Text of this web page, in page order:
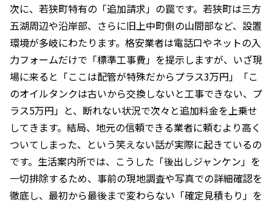
次に、若狭町特有の「追加請求」の罠です。若狭町は三方
五湖周辺や沿岸部、さらに旧上中町側の山間部など、設置
環境が多岐にわたります。格安業者は電話口やネットの入
力フォームだけで「標準工事費」を提示しますが、いざ現
場に来ると「ここは配管が特殊だからプラス3万円」「こ
のオイルタンクは古いから交換しないと工事できない、プ
ラス5万円」と、断れない状況で次々と追加料金を上乗せ
してきます。結局、地元の信頼できる業者に頼むより高く
ついてしまった、という笑えない話が実際に起きているの
です。生活案内所では、こうした「後出しジャンケン」を
一切排除するため、事前の現地調査や写真での詳細確認を
徹底し、最初から最後まで変わらない「確定見積もり」を